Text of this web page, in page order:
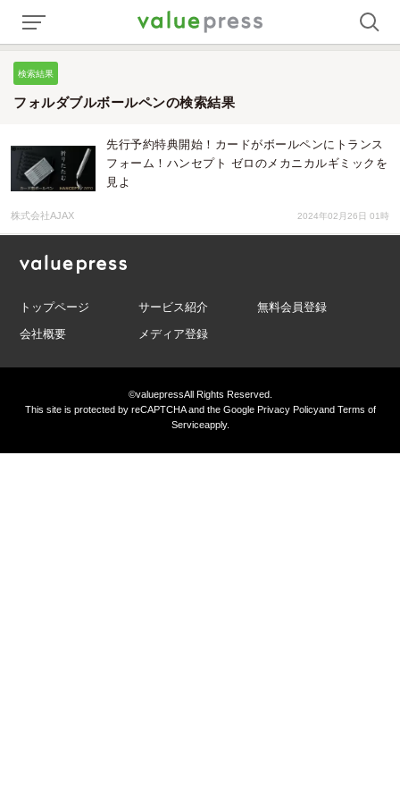
検索結果
フォルダブルボールペンの検索結果
先行予約特典開始！カードがボールペンにトランス
フォーム！ハンセプト ゼロのメカニカルギミックを
見よ
株式会社AJAX 2024年02月26日 01時
トップページ サービス紹介
無料会員登録
会社概要
メディア登録
©valuepressAll Rights Reserved.
This site is protected by reCAPTCHA and the GooglePrivacy Policyand Terms of
Serviceapply.